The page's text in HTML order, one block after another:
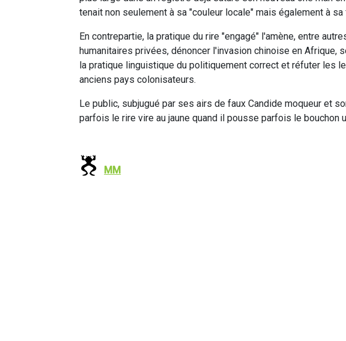
tenait non seulement à sa "couleur locale" mais également à sa
En contrepartie, la pratique du rire "engagé" l'amène, entre
humanitaires privées, dénoncer l'invasion chinoise en Afrique,
la pratique linguistique du politiquement correct et réfuter les
anciens pays colonisateurs.
Le public, subjugué par ses airs de faux Candide moqueur et
parfois le rire vire au jaune quand il pousse parfois le bouchon
MM